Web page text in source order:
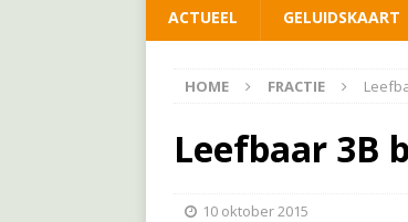
[ 20 mei 2026 ]
ACTUEEL GELUIDSKAART
HOME FRACTIE
Leefbaar 3B
10 oktober 2015